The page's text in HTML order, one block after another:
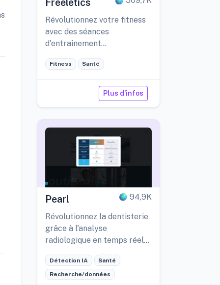
Freeletics
Révolutionnez votre fitness
avec des séances
d'entraînement
pilotées par l'IA.
Fitness Santé
Plus d'infos
Pearl 94,9K
Révolutionnez la dentisterie
grâce à l'analyse
radiologique en temps réel
Détection IA Santé
Recherche/données